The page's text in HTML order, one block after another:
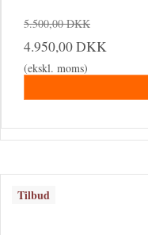
5.500,00 DKK
4.950,00 DKK
(ekskl. moms)
Tilbud